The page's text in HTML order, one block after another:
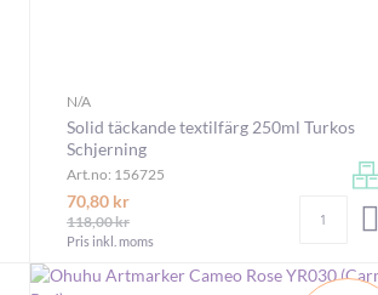
LÄGG I VARUKORGEN
N/A
Solid täckande textilfärg 250ml Turkos
Schjerning
Art.no: 156725
70,80 kr
118,00 kr
Pris inkl. moms